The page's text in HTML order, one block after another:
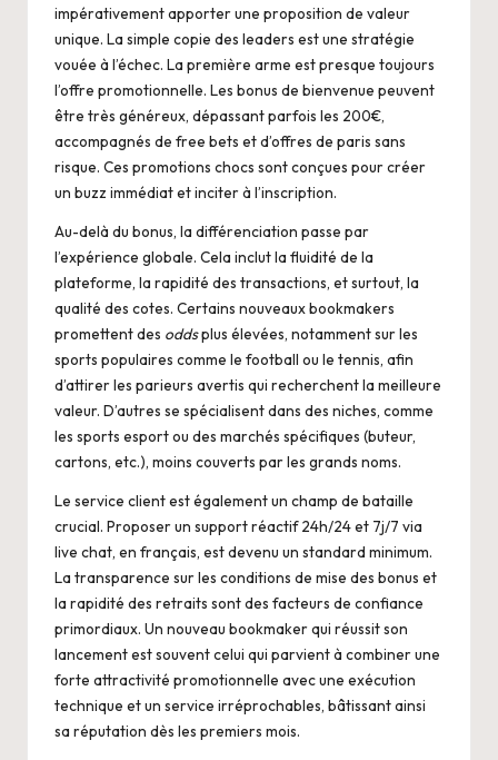
impérativement apporter une proposition de valeur
unique. La simple copie des leaders est une stratégie
vouée à l’échec. La première arme est presque toujours
l’offre promotionnelle. Les bonus de bienvenue peuvent
être très généreux, dépassant parfois les 200€,
accompagnés de free bets et d’offres de paris sans
risque. Ces promotions chocs sont conçues pour créer
un buzz immédiat et inciter à l’inscription.
Au-delà du bonus, la différenciation passe par
l’expérience globale. Cela inclut la fluidité de la
plateforme, la rapidité des transactions, et surtout, la
qualité des cotes. Certains nouveaux bookmakers
promettent des oddsplus élevées, notamment sur les
sports populaires comme le football ou le tennis, afin
d’attirer les parieurs avertis qui recherchent la meilleure
valeur. D’autres se spécialisent dans des niches, comme
les sports esport ou des marchés spécifiques (buteur,
cartons, etc.), moins couverts par les grands noms.
Le service client est également un champ de bataille
crucial. Proposer un support réactif 24h/24 et 7j/7 via
live chat, en français, est devenu un standard minimum.
La transparence sur les conditions de mise des bonus et
la rapidité des retraits sont des facteurs de confiance
primordiaux. Un nouveau bookmakerqui réussit son
lancement est souvent celui qui parvient à combiner une
forte attractivité promotionnelle avec une exécution
technique et un service irréprochables, bâtissant ainsi
sa réputation dès les premiers mois.